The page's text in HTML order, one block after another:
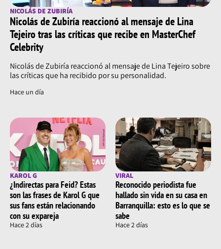
NICOLÁS DE ZUBIRÍA
Nicolás de Zubiría reaccionó al mensaje de Lina
Tejeiro tras las críticas que recibe en MasterChef
Celebrity
Nicolás de Zubiría reaccionó al mensaje de Lina Tejeiro sobre
las críticas que ha recibido por su personalidad.
Hace un día
KAROL G
¿Indirectas para Feid? Estas
son las frases de Karol G que
sus fans están relacionando
con su expareja
Hace 2 días
VIRAL
Reconocido periodista fue
hallado sin vida en su casa en
Barranquilla: esto es lo que se
sabe
Hace 2 días